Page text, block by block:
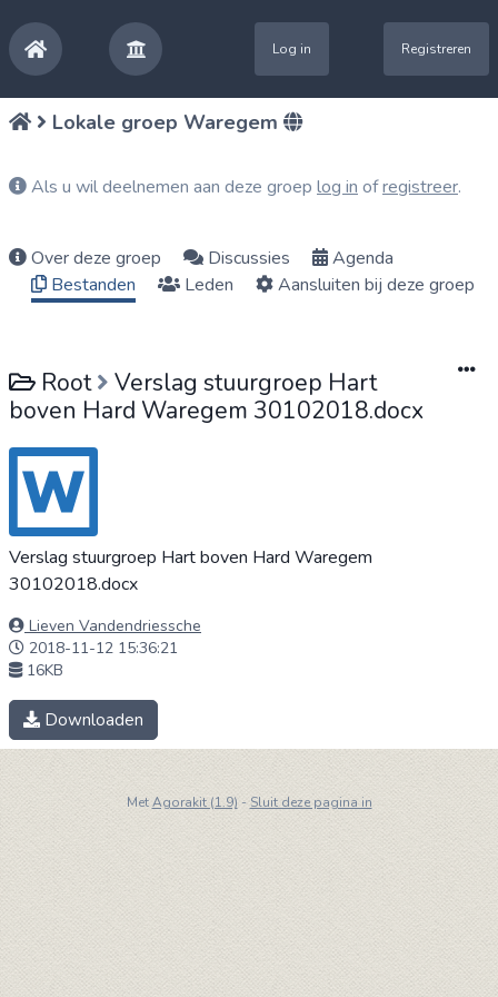
Log in Registreren
Lokale groep Waregem
Als u wil deelnemen aan deze groep log in ofregistreer.
Over deze groep Discussies
Agenda
Bestanden
Leden Aansluiten bij deze groep
Root
Verslag stuurgroep Hart
boven Hard Waregem 30102018.docx
Verslag stuurgroep Hart boven Hard Waregem
30102018.docx
Lieven Vandendriessche
2018-11-12 15:36:21
16KB
Downloaden
MetAgorakit (1.9) - Sluit deze pagina in